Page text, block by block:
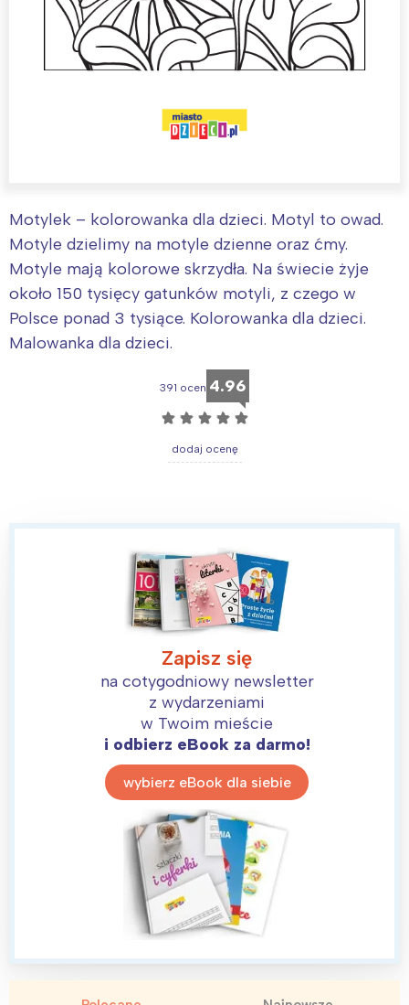
Motylek – kolorowanka dla dzieci. Motyl to owad.
Motyle dzielimy na motyle dzienne oraz ćmy.
Motyle mają kolorowe skrzydła. Na świecie żyje
około 150 tysięcy gatunków motyli, z czego w
Polsce ponad 3 tysiące. Kolorowanka dla dzieci.
Malowanka dla dzieci.
391 ocen 4.96
☆ ☆ ☆ ☆ ☆
dodaj ocenę
Zapisz się
na cotygodniowy newsletter
z wydarzeniami
w Twoim mieście
i odbierz eBook za darmo!
wybierz eBook dla siebie
Interesują mnie wydarzenia z